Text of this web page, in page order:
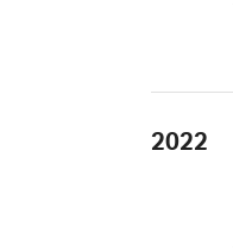
2022